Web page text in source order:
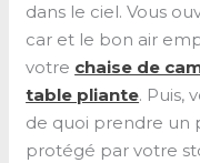
dans le ciel. Vous
car et le bon air
votre chaise de
table pliante. Puis,
de quoi prendre un
protégé par votre